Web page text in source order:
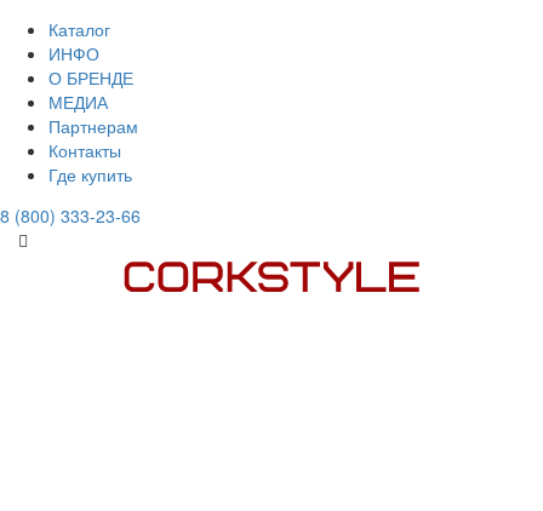
Каталог
ИНФО
О БРЕНДЕ
МЕДИА
Партнерам
Контакты
Где купить
8 (800) 333-23-66